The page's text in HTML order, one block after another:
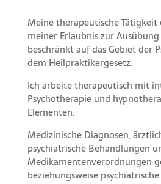
Meine therapeutische
meiner Erlaubnis zur
beschränkt auf das Gebiet der
dem Heilpraktikergesetz.
Ich arbeite therapeutisch mit
Psychotherapie und
Elementen.
Medizinische Diagnosen,
psychiatrische Behandlungen
Medikamentenverordnungen
beziehungsweise